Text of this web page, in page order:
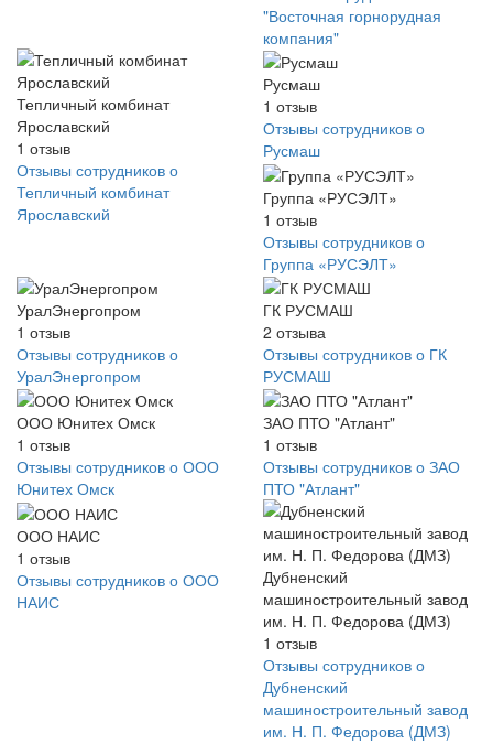
"Восточная горнорудная
компания"
Тепличный комбинат
Ярославский
1 отзыв
Отзывы сотрудников о
Тепличный комбинат
Ярославский
Русмаш
1 отзыв
Отзывы сотрудников о
Русмаш
Группа «РУСЭЛТ»
1 отзыв
Отзывы сотрудников о
Группа «РУСЭЛТ»
УралЭнергопром
1 отзыв
Отзывы сотрудников о
УралЭнергопром
ГК РУСМАШ
2 отзыва
Отзывы сотрудников о ГК
РУСМАШ
ООО Юнитех Омск
1 отзыв
Отзывы сотрудников о ООО
Юнитех Омск
ЗАО ПТО "Атлант"
1 отзыв
Отзывы сотрудников о ЗАО
ПТО "Атлант"
ООО НАИС
1 отзыв
Отзывы сотрудников о ООО
НАИС
Дубненский
машиностроительный завод
им. Н. П. Федорова (ДМЗ)
1 отзыв
Отзывы сотрудников о
Дубненский
машиностроительный завод
им. Н. П. Федорова (ДМЗ)